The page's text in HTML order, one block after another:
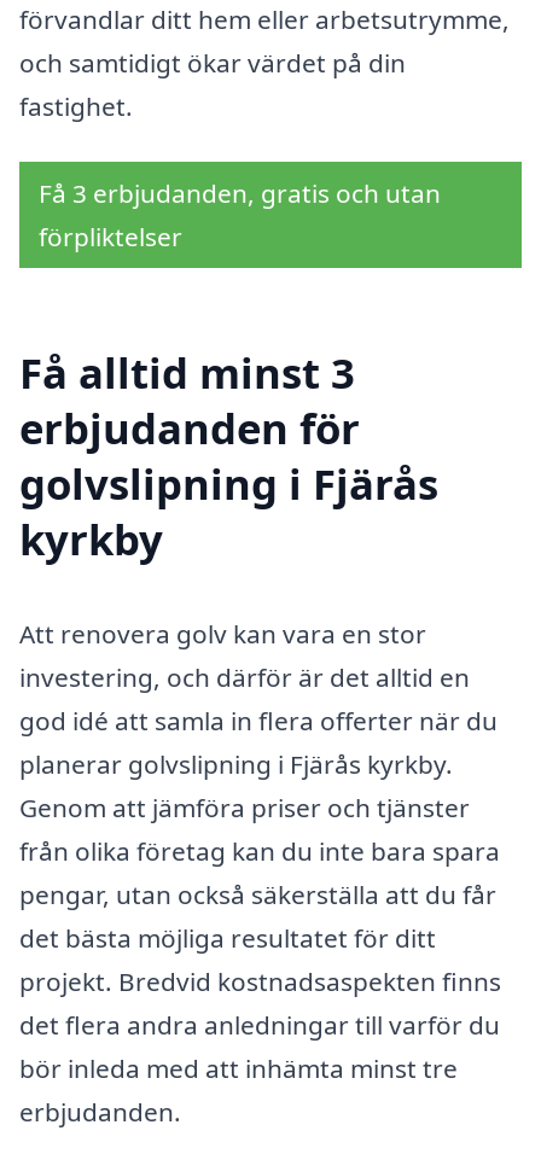
förvandlar ditt hem eller arbetsutrymme,
och samtidigt ökar värdet på din
fastighet.
Få 3 erbjudanden, gratis och utan
förpliktelser
Få alltid minst 3
erbjudanden för
golvslipning i Fjärås
kyrkby
Att renovera golv kan vara en stor
investering, och därför är det alltid en
god idé att samla in flera offerter när du
planerar golvslipning i Fjärås kyrkby.
Genom att jämföra priser och tjänster
från olika företag kan du inte bara spara
pengar, utan också säkerställa att du får
det bästa möjliga resultatet för ditt
projekt. Bredvid kostnadsaspekten finns
det flera andra anledningar till varför du
bör inleda med att inhämta minst tre
erbjudanden.